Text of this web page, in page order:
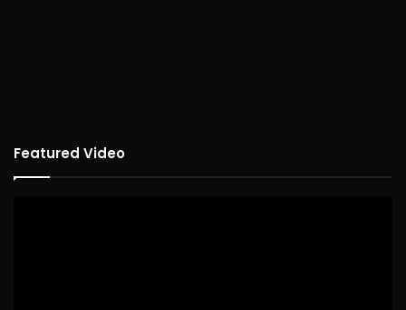
Featured Video